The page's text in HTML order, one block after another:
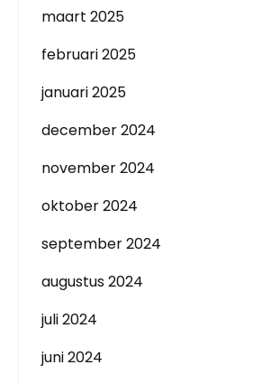
maart 2025
februari 2025
januari 2025
december 2024
november 2024
oktober 2024
september 2024
augustus 2024
juli 2024
juni 2024